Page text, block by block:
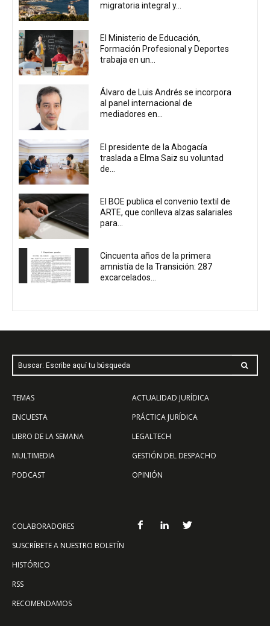
migratoria integral y...
El Ministerio de Educación,
Formación Profesional y Deportes
trabaja en un...
Álvaro de Luis Andrés se incorpora
al panel internacional de
mediadores en...
El presidente de la Abogacía
traslada a Elma Saiz su voluntad
de...
El BOE publica el convenio textil de
ARTE, que conlleva alzas salariales
para...
Cincuenta años de la primera
amnistía de la Transición: 287
excarcelados...
Buscar: Escribe aquí tu búsqueda
TEMAS
ENCUESTA
LIBRO DE LA SEMANA
MULTIMEDIA
PODCAST
ACTUALIDAD JURÍDICA
PRÁCTICA JURÍDICA
LEGALTECH
GESTIÓN DEL DESPACHO
OPINIÓN
COLABORADORES
SUSCRÍBETE A NUESTRO BOLETÍN
HISTÓRICO
RSS
RECOMENDAMOS